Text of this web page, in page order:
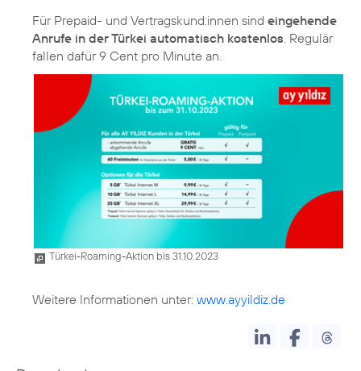
Für Prepaid- und Vertragskund:innen sind eingehende
Anrufe in der Türkei automatisch kostenlos . Regulär
fallen dafür 9 Cent pro Minute an.
Türkei-Roaming-Aktion bis 31.10.2023
Weitere Informationen unter: www.ayyildiz.de